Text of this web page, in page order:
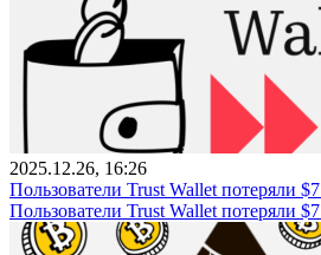
2025.12.26, 16:26
Пользователи Trust Wallet потеряли
Пользователи Trust Wallet потеряли